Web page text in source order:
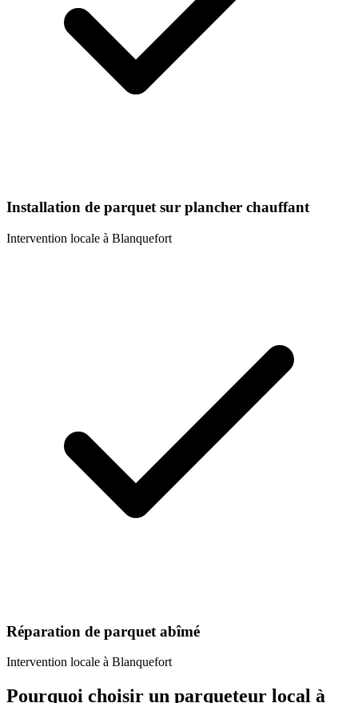
Installation de parquet sur plancher chauffant
Intervention locale à Blanquefort
Réparation de parquet abîmé
Intervention locale à Blanquefort
Pourquoi choisir un parqueteur local à